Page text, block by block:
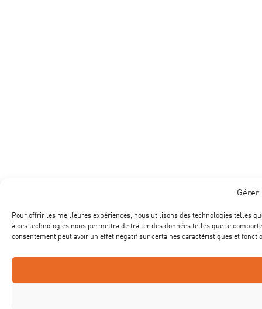
Gérer
Pour offrir les meilleures expériences, nous utilisons des technologies telles
à ces technologies nous permettra de traiter des données telles que le
consentement peut avoir un effet négatif sur certaines caractéristiques et